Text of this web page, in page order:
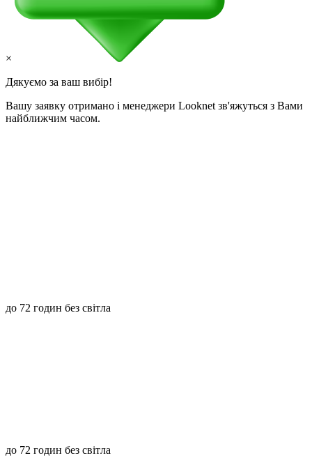
×
Дякуємо за ваш вибір!
Вашу заявку отримано і менеджери Looknet зв'яжуться з Вами
найближчим часом.
до 72 годин без світла
до 72 годин без світла